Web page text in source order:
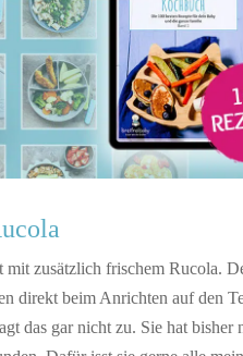
zusätzlich frischem Rucola.
direkt beim Anrichten auf den
das gar nicht zu. Sie hat bisher